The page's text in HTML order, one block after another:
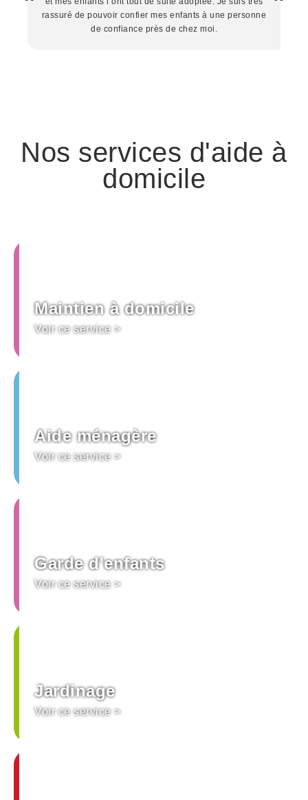
rassuré de pouvoir confier mes enfants à une personne
de confiance près de chez moi.
Nos services d'aide à
domicile
Maintien à domicile
Voir ce service >
Aide ménagère
Voir ce service >
Garde d'enfants
Voir ce service >
Jardinage
Voir ce service >